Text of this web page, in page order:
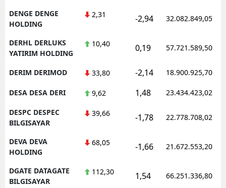
DENGE DENGE
HOLDING
2,31 -2,94 32.082.849,05
DERHL DERLUKS
YATIRIM HOLDING
10,40 0,19 57.721.589,50
DERIM DERIMOD 33,80 -2,14 18.900.925,70
DESA DESA DERI 9,62 1,48 23.434.423,02
DESPC DESPEC
BILGISAYAR
39,66 -1,78 22.778.708,02
DEVA DEVA
HOLDING
68,05 -1,66 21.672.553,20
DGATE DATAGATE
BILGISAYAR
112,30 1,54 66.251.336,80